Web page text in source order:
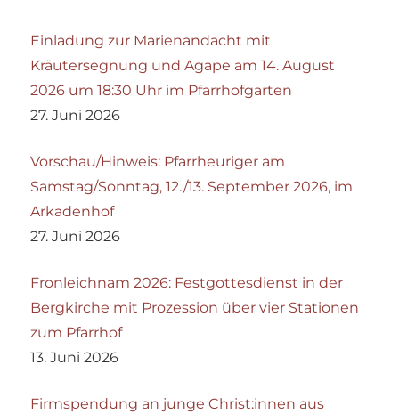
Einladung zur Marienandacht mit
Kräutersegnung und Agape am 14. August
2026 um 18:30 Uhr im Pfarrhofgarten
27. Juni 2026
Vorschau/Hinweis: Pfarrheuriger am
Samstag/Sonntag, 12./13. September 2026, im
Arkadenhof
27. Juni 2026
Fronleichnam 2026: Festgottesdienst in der
Bergkirche mit Prozession über vier Stationen
zum Pfarrhof
13. Juni 2026
Firmspendung an junge Christ:innen aus